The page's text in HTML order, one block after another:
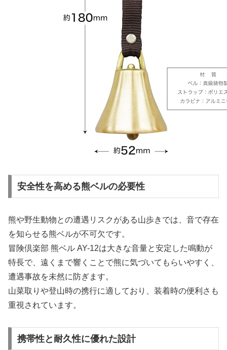
安全性を高める熊ベルの必要性
熊や野生動物との遭遇リスクがある山歩きでは、音で存在
を知らせる熊ベルが不可欠です。
冒険倶楽部 熊ベル AY-12は大きな音量と安定した鳴動が
特長で、遠くまで響くことで熊に気づいてもらいやすく、
遭遇事故を未然に防ぎます。
山菜取りや登山時の携行に適しており、装着時の便利さも
重視されています。
携帯性と耐久性に優れた設計